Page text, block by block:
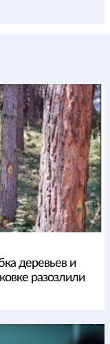
деревьев и
разозлили